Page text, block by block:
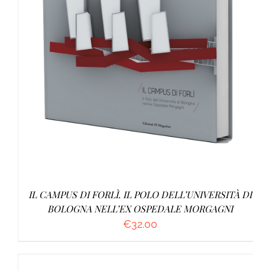
AGGIUNGI AL CARRELLO /
IL CAMPUS DI FORLÌ. IL POLO DELL’UNIVERSITÀ DI
BOLOGNA NELL’EX OSPEDALE MORGAGNI
€32.00